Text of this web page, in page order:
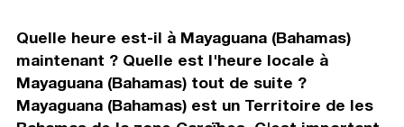
Quelle heure est-il à Mayaguana (Bahamas)
maintenant ? Quelle est l'heure locale à
Mayaguana (Bahamas) tout de suite ?
Mayaguana (Bahamas) est un Territoire de les